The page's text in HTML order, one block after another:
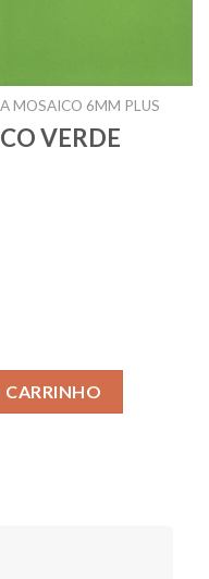
MOSAICO 6MM PLUS
VERDE